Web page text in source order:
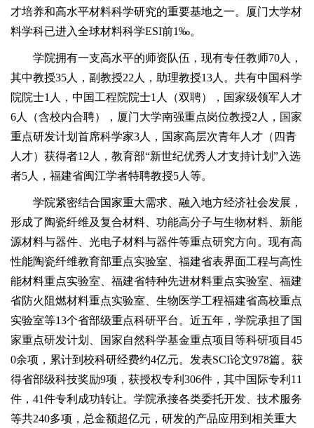
才培养和高水平材料科学研究的重要基地之一。厦门大学材
料学科已进入全球材料科学ESI前1‰。
学院拥有一支高水平的师资队伍，现有专任教师70人，
其中教授35人，副教授22人，助理教授13人。共有中国科学
院院士1人，中国工程院院士1人（双聘），国家级领军人才
6人（含校内合聘），厦门大学南强重点岗位教授2人，国家
重点研发计划首席科学家3人，国家高层次青年人才（四青
人才）获得者12人，教育部“新世纪优秀人才支持计划”入选
者5人，福建省闽江学者特聘教授5人等。
学院紧密结合国家重大需求、融入地方经济社会发展，
形成了陶瓷纤维及复合材料、功能高分子与生物材料、新能
源材料与器件、光电子材料与器件等重点研究方向。现有高
性能陶瓷纤维教育部重点实验室、福建省表界面工程与高性
能材料重点实验室、福建省特种先进材料重点实验室、福建
省防火阻燃材料重点实验室、生物医学工程福建省高校重点
实验室等13个省部级重点科研平台。近五年，学院承担了国
家重点研发计划、国家自然科学基金重点项目等科研项目45
0余项，累计到校科研经费约4亿元。发表SCI论文978篇。获
得省部级科技奖励9项，获授权专利306件，其中国际专利11
件，41件专利成功转让。学院承接各类委托开发、技术服务
等共240多项，总金额超亿元，研发的产品应用到相关重大